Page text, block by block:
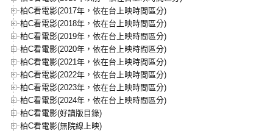
柏C看電影(2017年，依在台上映時間區分)
柏C看電影(2018年，依在台上映時間區分)
柏C看電影(2019年，依在台上映時間區分)
柏C看電影(2020年，依在台上映時間區分)
柏C看電影(2021年，依在台上映時間區分)
柏C看電影(2022年，依在台上映時間區分)
柏C看電影(2023年，依在台上映時間區分)
柏C看電影(2024年，依在台上映時間區分)
柏C看電影(好讀版目錄)
柏C看電影(無院線上映)